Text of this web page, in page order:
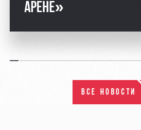
АРЕНЕ»
ВСЕ НОВОСТИ